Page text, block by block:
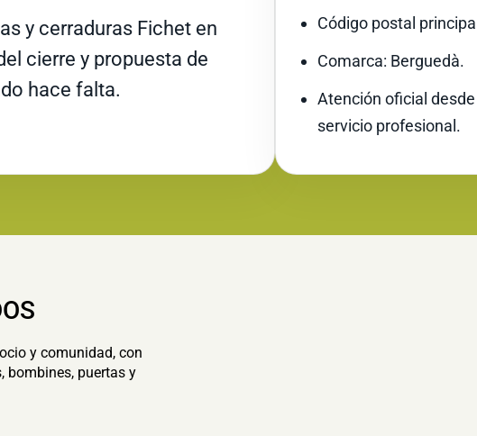
y cerraduras Fichet en
cierre y propuesta de
hace falta.
Código postal
Comarca: Berguedà.
Atención oficial
servicio profesional.
y comunidad, con
bombines, puertas y